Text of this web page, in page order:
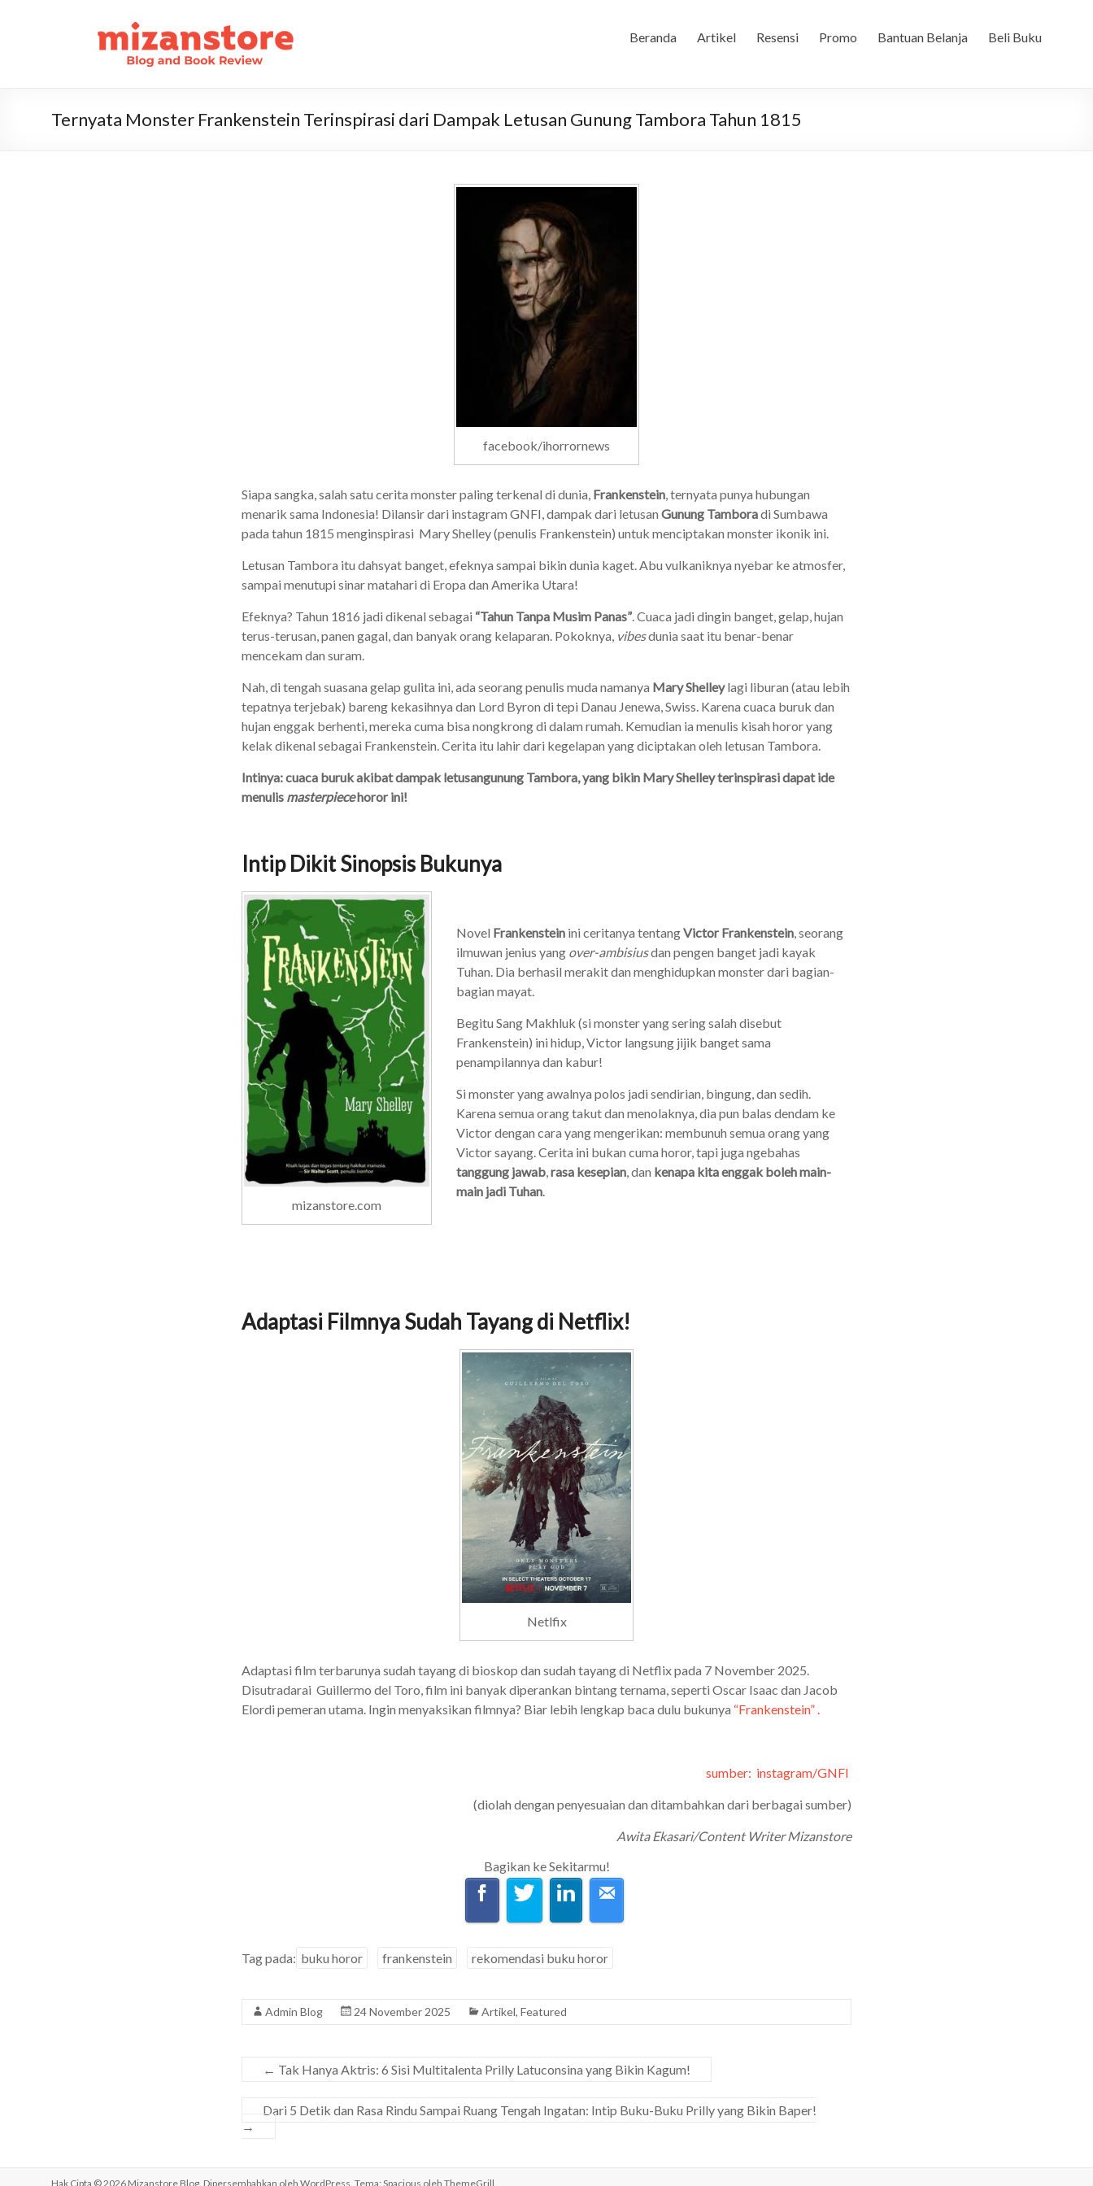
Beranda Artikel Resensi Promo Bantuan Belanja Beli Buku
Ternyata Monster Frankenstein Terinspirasi dari Dampak Letusan Gunung Tambora Tahun 1815
facebook/ihorrornews
Siapa sangka, salah satu cerita monster paling terkenal di dunia, Frankenstein, ternyata punya hubungan
menarik sama Indonesia! Dilansir dari instagram GNFI, dampak dari letusan Gunung Tamboradi Sumbawa
pada tahun 1815 menginspirasi Mary Shelley (penulis Frankenstein) untuk menciptakan monster ikonik ini.
Letusan Tambora itu dahsyat banget, efeknya sampai bikin dunia kaget. Abu vulkaniknya nyebar ke atmosfer,
sampai menutupi sinar matahari di Eropa dan Amerika Utara!
Efeknya? Tahun 1816 jadi dikenal sebagai “Tahun Tanpa Musim Panas”. Cuaca jadi dingin banget, gelap, hujan
terus-terusan, panen gagal, dan banyak orang kelaparan. Pokoknya, vibesdunia saat itu benar-benar
mencekam dan suram.
Nah, di tengah suasana gelap gulita ini, ada seorang penulis muda namanya Mary Shelleylagi liburan (atau lebih
tepatnya terjebak) bareng kekasihnya dan Lord Byron di tepi Danau Jenewa, Swiss. Karena cuaca buruk dan
hujan enggak berhenti, mereka cuma bisa nongkrong di dalam rumah. Kemudian ia menulis kisah horor yang
kelak dikenal sebagai Frankenstein. Cerita itu lahir dari kegelapan yang diciptakan oleh letusan Tambora.
Intinya: cuaca buruk akibat dampak letusangunung Tambora, yang bikin Mary Shelley terinspirasi dapat ide
menulis masterpiecehoror ini!
Intip Dikit Sinopsis Bukunya
mizanstore.com
Novel Frankenstein ini ceritanya tentangVictor Frankenstein, seorang
ilmuwan jenius yang over-ambisiusdan pengen banget jadi kayak
Tuhan. Dia berhasil merakit dan menghidupkan monster dari bagian-
bagian mayat.
Begitu Sang Makhluk (si monster yang sering salah disebut
Frankenstein) ini hidup, Victor langsung jijik banget sama
penampilannya dan kabur!
Si monster yang awalnya polos jadi sendirian, bingung, dan sedih.
Karena semua orang takut dan menolaknya, dia pun balas dendam ke
Victor dengan cara yang mengerikan: membunuh semua orang yang
Victor sayang. Cerita ini bukan cuma horor, tapi juga ngebahas
tanggung jawab,rasa kesepian, dan kenapa kita enggak boleh main-
main jadi Tuhan.
Adaptasi Filmnya Sudah Tayang di Netflix!
Netlfix
Adaptasi film terbarunya sudah tayang di bioskop dan sudah tayang di Netflix pada 7 November 2025.
Disutradarai Guillermo del Toro, film ini banyak diperankan bintang ternama, seperti Oscar Isaac dan Jacob
Elordi pemeran utama. Ingin menyaksikan filmnya? Biar lebih lengkap baca dulu bukunya “Frankenstein” .
sumber: instagram/GNFI
(diolah dengan penyesuaian dan ditambahkan dari berbagai sumber)
Awita Ekasari/Content Writer Mizanstore
Bagikan ke Sekitarmu!
Tag pada: buku horor frankenstein rekomendasi buku horor
Admin Blog 24 November 2025 Artikel, Featured
← Tak Hanya Aktris: 6 Sisi Multitalenta Prilly Latuconsina yang Bikin Kagum!
Dari 5 Detik dan Rasa Rindu Sampai Ruang Tengah Ingatan: Intip Buku-Buku Prilly yang Bikin Baper!
→
Hak Cipta © 2026 Mizanstore Blog . Dipersembahkan oleh WordPress . Tema: Spacious oleh ThemeGrill